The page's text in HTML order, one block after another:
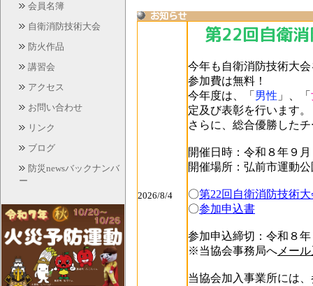
会員名簿
自衛消防技術大会
防火作品
講習会
アクセス
お問い合わせ
リンク
ブログ
防災newsバックナンバ
ー
お知らせ
2026/8/4
第22回自衛
今年も自衛消防技術大
参加費は無料！
今年度は、「 男性 」、「
定及び表彰を行います。
さらに、総合優勝した
開催日時：令和８年９
開催場所：弘前市運動
〇第22回自衛消防技術
〇参加申込書
参加申込締切：令和８
※当協会事務局へ メー
当協会加入事業所には